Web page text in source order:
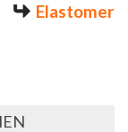
Elastomer